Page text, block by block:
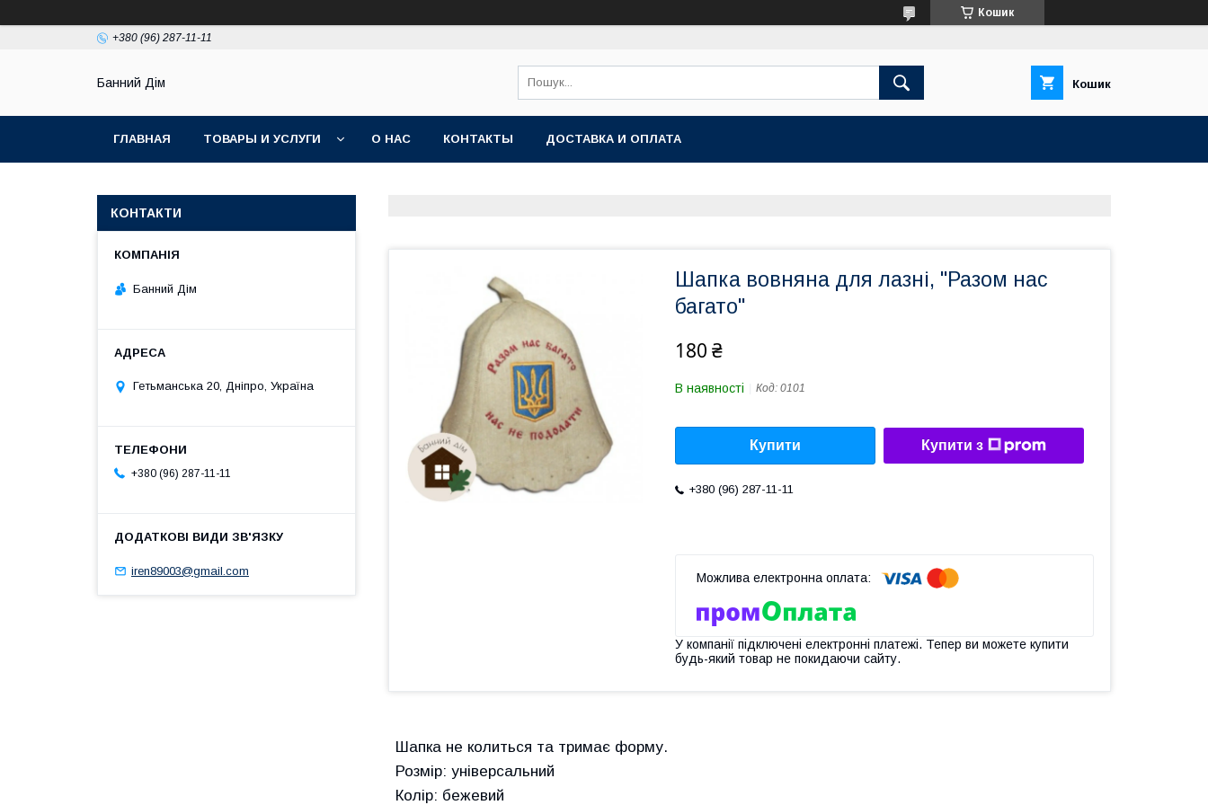
Кошик
+380 (96) 287-11-11
Банний Дім Кошик
ГЛАВНАЯ ТОВАРЫ И УСЛУГИ О НАС КОНТАКТЫ ДОСТАВКА И ОПЛАТА
Шапка вовняна для лазні, "Разом нас
багато"
180 ₴
В наявності Код: 0101
Купити Купити з
+380 (96) 287-11-11
У компанії підключені електронні платежі. Тепер ви можете купити
будь-який товар не покидаючи сайту.
Шапка не колиться та тримає форму.
Розмір: універсальний
Колір: бежевий
КОНТАКТИ
Банний Дім
Гетьманська 20, Дніпро, Україна
+380 (96) 287-11-11
iren89003@gmail.com